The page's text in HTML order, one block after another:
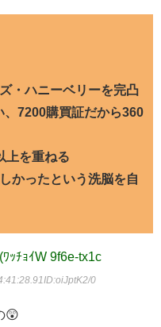
・ハニーベリーを完凸
、7200購買証だから360
上を重ねる
かったという洗脳を自
ｯﾁｮｲW 9f6e-tx1c
ID:oiJptK2/0
😲